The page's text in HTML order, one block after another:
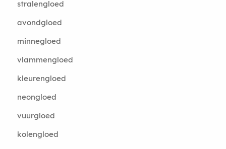
stralengloed
avondgloed
minnegloed
vlammengloed
kleurengloed
neongloed
vuurgloed
kolengloed